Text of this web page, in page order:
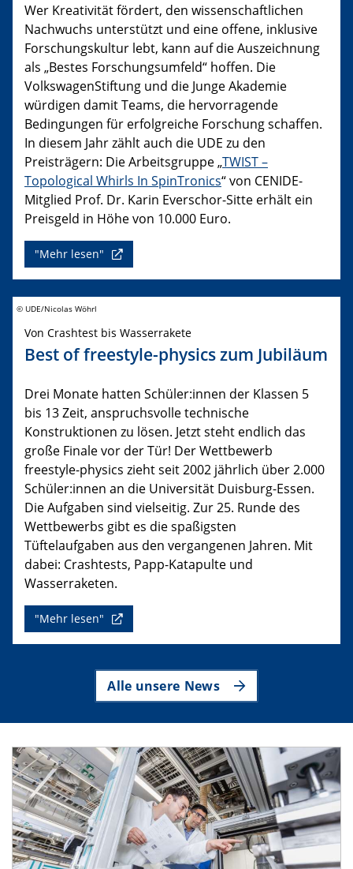
Wer Kreativität fördert, den wissenschaftlichen
Nachwuchs unterstützt und eine offene, inklusive
Forschungskultur lebt, kann auf die Auszeichnung
als „Bestes Forschungsumfeld“ hoffen. Die
VolkswagenStiftung und die Junge Akademie
würdigen damit Teams, die hervorragende
Bedingungen für erfolgreiche Forschung schaffen.
In diesem Jahr zählt auch die UDE zu den
Preisträgern: Die Arbeitsgruppe „TWIST –
Topological Whirls In SpinTronics“ von CENIDE-
Mitglied Prof. Dr. Karin Everschor-Sitte erhält ein
Preisgeld in Höhe von 10.000 Euro.
"Mehr lesen"
© UDE/Nicolas Wöhrl
Von Crashtest bis Wasserrakete
Best of freestyle-physics zum Jubiläum
Drei Monate hatten Schüler:innen der Klassen 5
bis 13 Zeit, anspruchsvolle technische
Konstruktionen zu lösen. Jetzt steht endlich das
große Finale vor der Tür! Der Wettbewerb
freestyle-physics zieht seit 2002 jährlich über 2.000
Schüler:innen an die Universität Duisburg-Essen.
Die Aufgaben sind vielseitig. Zur 25. Runde des
Wettbewerbs gibt es die spaßigsten
Tüftelaufgaben aus den vergangenen Jahren. Mit
dabei: Crashtests, Papp-Katapulte und
Wasserraketen.
"Mehr lesen"
Alle unsere News